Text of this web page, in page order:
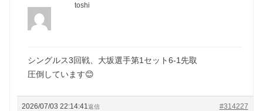
toshi
シングルス3回戦、大坂選手第1セット6-1先取
圧倒しています😊
2026/07/03 22:14:41 #314227
返信